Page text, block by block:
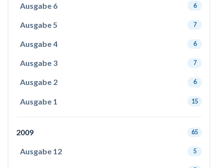
Ausgabe 6 6
Ausgabe 5 7
Ausgabe 4 6
Ausgabe 3 7
Ausgabe 2 6
Ausgabe 1 15
2009 65
Ausgabe 12 5